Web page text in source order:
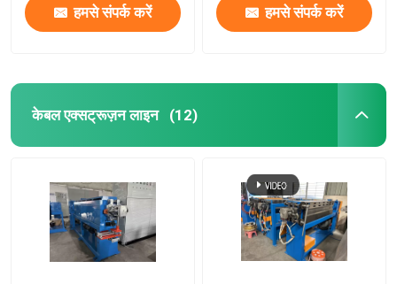
उत्पाद
वीडियो
हमारे बारे में
हमसे संपर्क करें हमसे संपर्क करें
केबल एक्सट्रूज़न लाइन (12)